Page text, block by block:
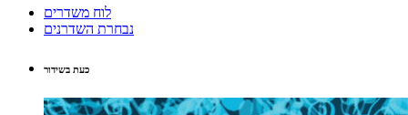
לוח משדרים
נבחרת השדרנים
כעת בשידור